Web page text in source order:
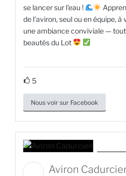
se lancer sur l'eau !
de l'aviron, seul ou en équipe,
une ambiance conviviale —
beautés du Lot
5
Nous voir sur Facebook
Aviron